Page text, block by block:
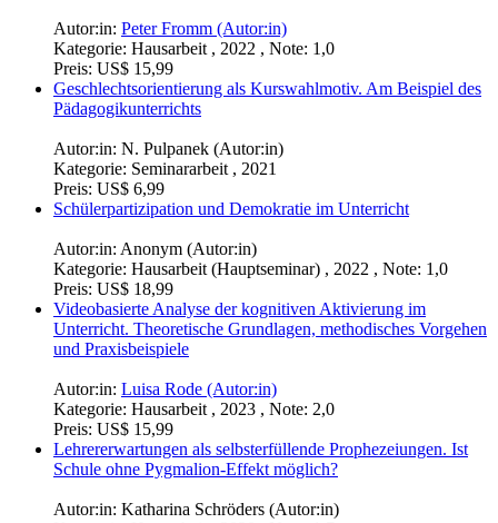
Autor:in: Peter Fromm (Autor:in)
Kategorie: Hausarbeit , 2022 , Note: 1,0
Preis: US$ 15,99
Geschlechtsorientierung als Kurswahlmotiv. Am Beispiel des
Pädagogikunterrichts
Autor:in: N. Pulpanek (Autor:in)
Kategorie: Seminararbeit , 2021
Preis: US$ 6,99
Schülerpartizipation und Demokratie im Unterricht
Autor:in: Anonym (Autor:in)
Kategorie: Hausarbeit (Hauptseminar) , 2022 , Note: 1,0
Preis: US$ 18,99
Videobasierte Analyse der kognitiven Aktivierung im
Unterricht. Theoretische Grundlagen, methodisches Vorgehen
und Praxisbeispiele
Autor:in: Luisa Rode (Autor:in)
Kategorie: Hausarbeit , 2023 , Note: 2,0
Preis: US$ 15,99
Lehrererwartungen als selbsterfüllende Prophezeiungen. Ist
Schule ohne Pygmalion-Effekt möglich?
Autor:in: Katharina Schröders (Autor:in)